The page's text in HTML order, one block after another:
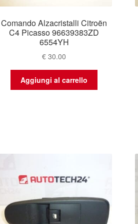
Comando Alzacristalli Citroën
C4 Picasso 96639383ZD
6554YH
€ 30.00
Aggiungi al carrello